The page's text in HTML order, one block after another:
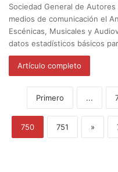
Sociedad General de
medios de comunicación el
Escénicas, Musicales y
datos estadísticos básicos
Artículo completo
Primero ...
750 751 »